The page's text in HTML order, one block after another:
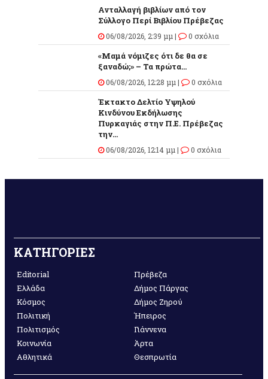
Ανταλλαγή βιβλίων από τον
Σύλλογο Περί Βιβλίου Πρέβεζας
06/08/2026, 2:39 μμ | 0 σχόλια
«Μαμά νόμιζες ότι δε θα σε
ξαναδώ;» – Τα πρώτα...
06/08/2026, 12:28 μμ | 0 σχόλια
Έκτακτο Δελτίο Υψηλού
Κινδύνου Εκδήλωσης
Πυρκαγιάς στην Π.Ε. Πρέβεζας
την...
06/08/2026, 12:14 μμ | 0 σχόλια
ΚΑΤΗΓΟΡΙΕΣ
Editorial
Ελλάδα
Κόσμος
Πολιτική
Πολιτισμός
Κοινωνία
Αθλητικά
Πρέβεζα
Δήμος Πάργας
Δήμος Ζηρού
Ήπειρος
Γιάννενα
Άρτα
Θεσπρωτία